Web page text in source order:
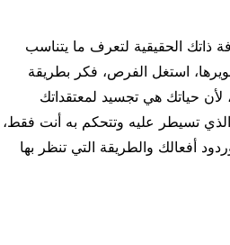
ذاتك الحقيقية لتعرف ما يتناسب
استغل الفرص، فكر بطريقة
لأن حياتك هي تجسيد لمعتقداتك
الذي تسيطر عليه وتتحكم به أنت فقط،
أفعالك والطريقة التي تنظر بها